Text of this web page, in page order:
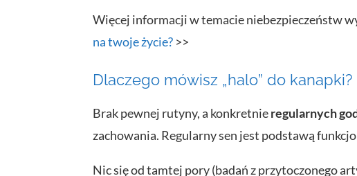
Więcej informacji w temacie niebezpieczeństw
na twoje życie? >>
Dlaczego mówisz „halo” do kanapki?
Brak pewnej rutyny, a konkretnieregularnych
zachowania. Regularny sen jest podstawą
Nic się od tamtej pory (badań z przytoczonego